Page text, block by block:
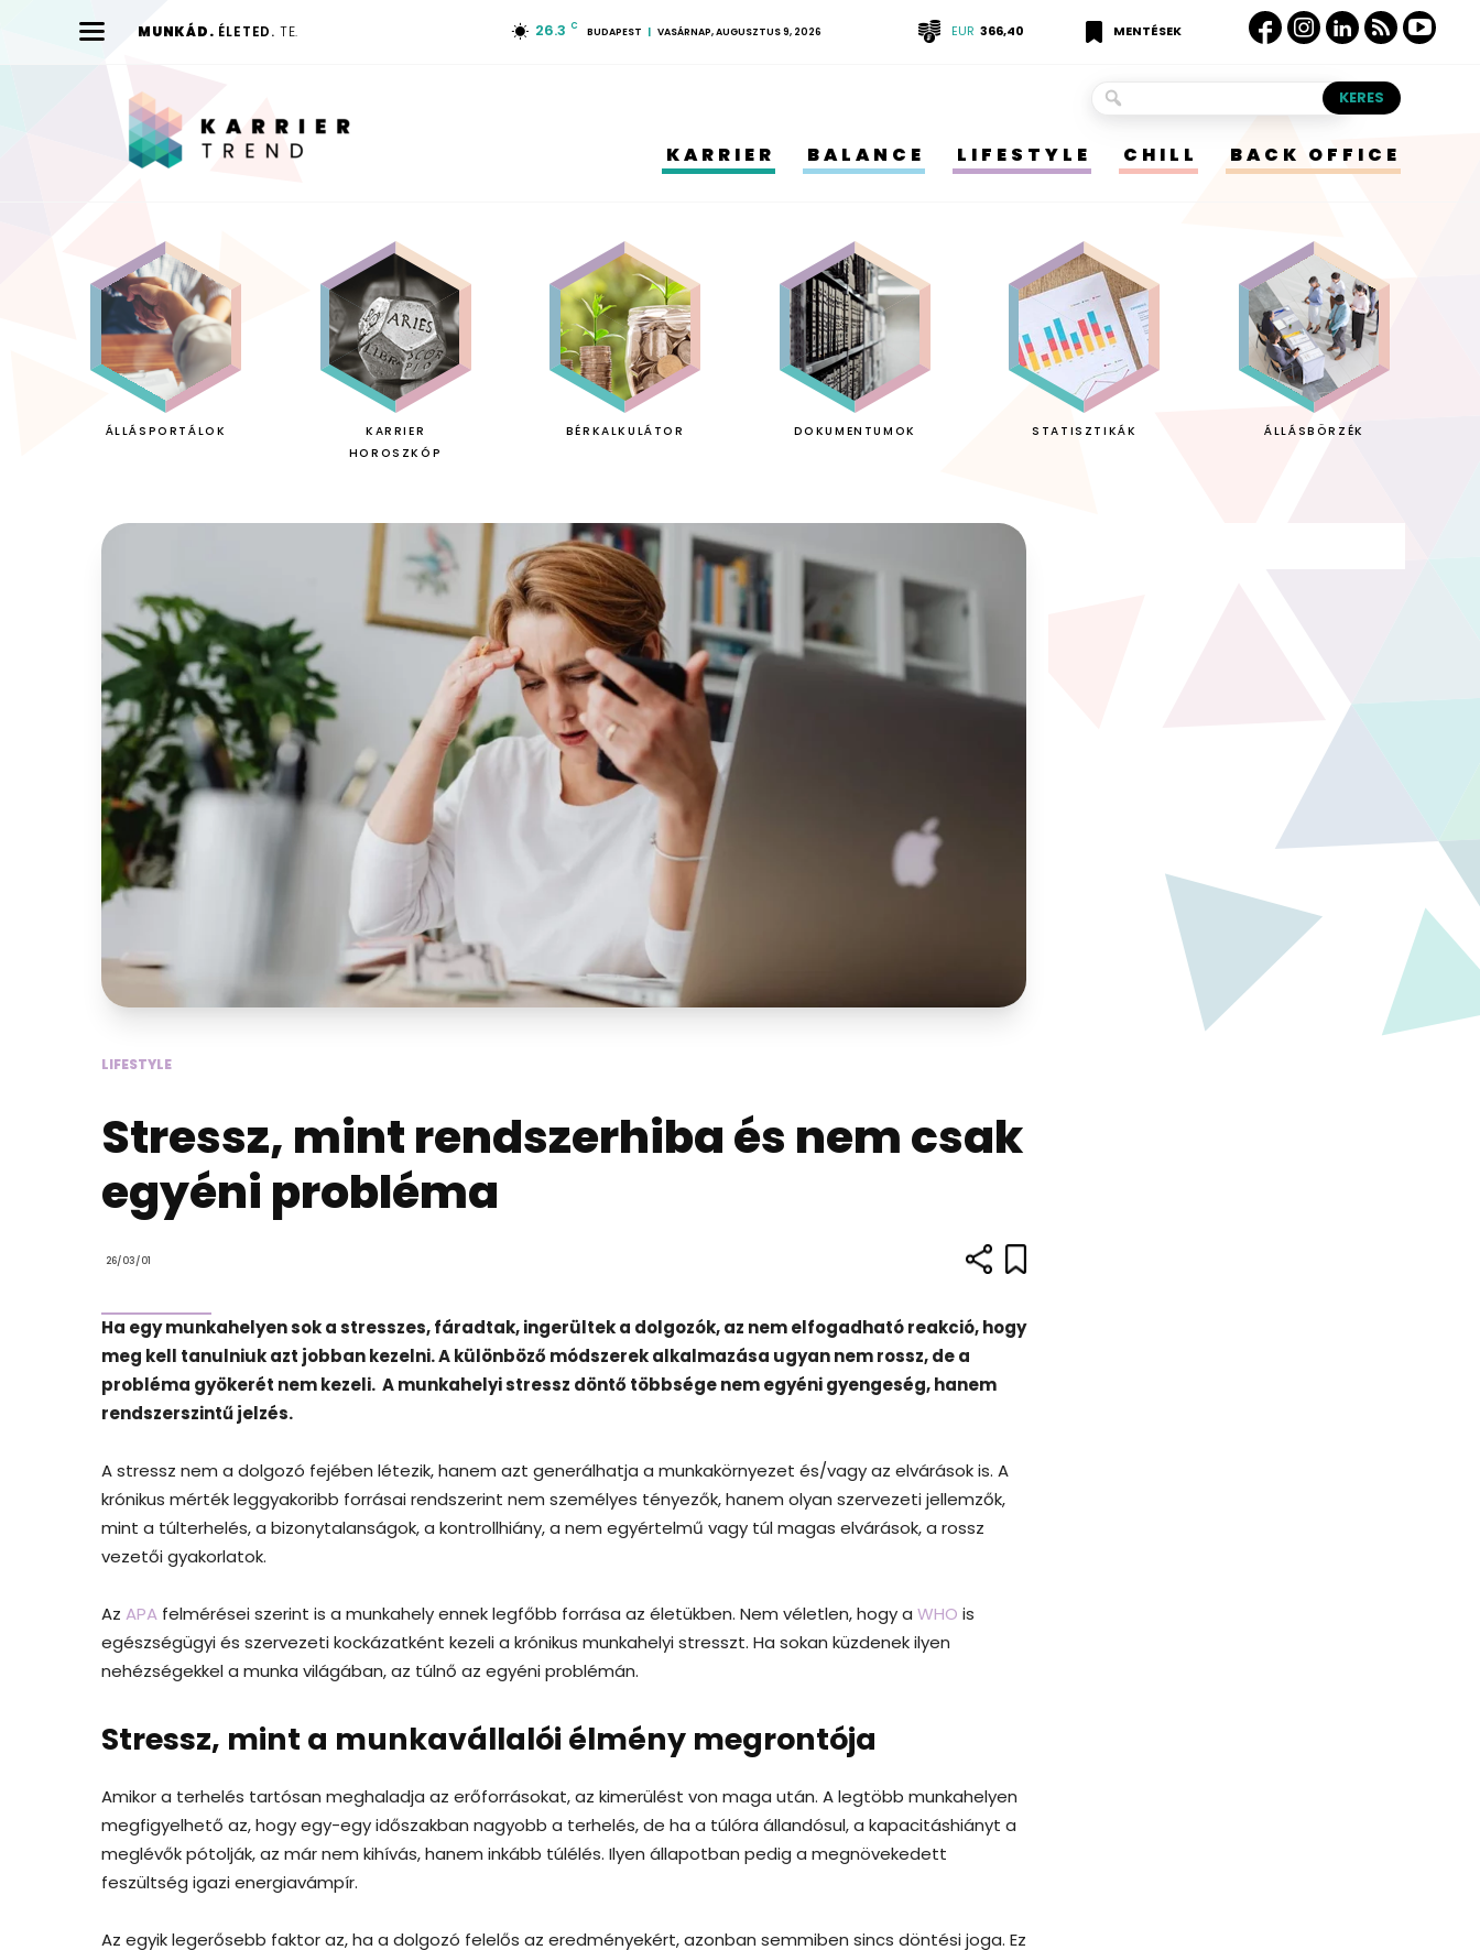
MUNKÁD. ÉLETED. TE. 26.3 C BUDAPEST VASÁRNAP, AUGUSZTUS 9, 2026 EUR 366,40 MENTÉSEK
KARRIER BALANCE LIFESTYLE CHILL BACK OFFICE
ÁLLÁSPORTÁLOK
KARRIER
HOROSZKÓP
BÉRKALKULÁTOR DOKUMENTUMOK STATISZTIKÁK ÁLLÁSBÖRZÉK
LIFESTYLE
Stressz, mint rendszerhiba és nem csak
egyéni probléma
26/03/01
Ha egy munkahelyen sok a stresszes, fáradtak, ingerültek a dolgozók, az nem elfogadható reakció, hogy
meg kell tanulniuk azt jobban kezelni. A különböző módszerek alkalmazása ugyan nem rossz, de a
probléma gyökerét nem kezeli. A munkahelyi stressz döntő többsége nem egyéni gyengeség, hanem
rendszerszintű jelzés.
A stressz nem a dolgozó fejében létezik, hanem azt generálhatja a munkakörnyezet és/vagy az elvárások is. A
krónikus mérték leggyakoribb forrásai rendszerint nem személyes tényezők, hanem olyan szervezeti jellemzők,
mint a túlterhelés, a bizonytalanságok, a kontrollhiány, a nem egyértelmű vagy túl magas elvárások, a rossz
vezetői gyakorlatok.
Az APA felmérései szerint is a munkahely ennek legfőbb forrása az életükben. Nem véletlen, hogy a WHO is
egészségügyi és szervezeti kockázatként kezeli a krónikus munkahelyi stresszt. Ha sokan küzdenek ilyen
nehézségekkel a munka világában, az túlnő az egyéni problémán.
Stressz, mint a munkavállalói élmény megrontója
Amikor a terhelés tartósan meghaladja az erőforrásokat, az kimerülést von maga után. A legtöbb munkahelyen
megfigyelhető az, hogy egy-egy időszakban nagyobb a terhelés, de ha a túlóra állandósul, a kapacitáshiányt a
meglévők pótolják, az már nem kihívás, hanem inkább túlélés. Ilyen állapotban pedig a megnövekedett
feszültség igazi energiavámpír.
Az egyik legerősebb faktor az, ha a dolgozó felelős az eredményekért, azonban semmiben sincs döntési joga. Ez